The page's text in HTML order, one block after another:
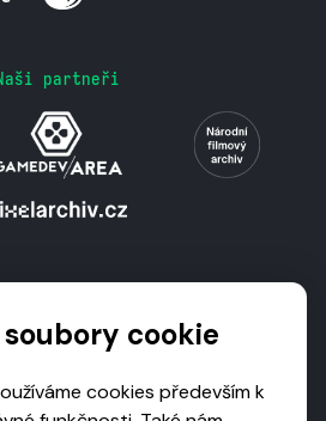
partneři
soubory cookie
cookies především k